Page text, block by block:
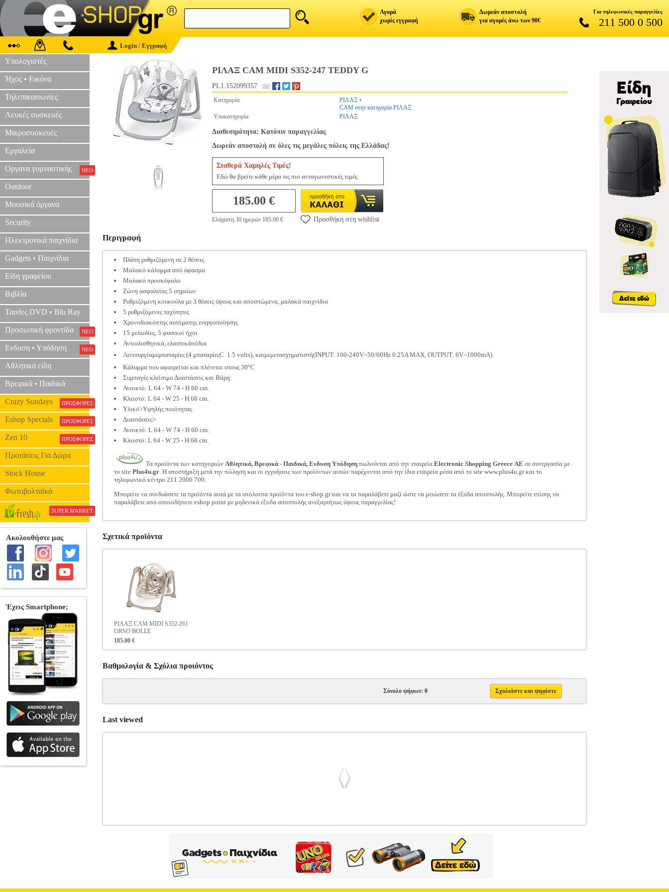
Αγορά
χωρίς εγγραφή
Δωρεάν αποστολή
για αγορές άνω των 90€
Για τηλεφωνικές παραγγελίες
211 500 0 500
Login / Εγγραφή
Υπολογιστές
Ήχος • Εικόνα
Τηλεπικοινωνίες
Λευκές συσκευές
Μικροσυσκευές
Εργαλεία
Οργανα γυμναστικής ΝΕΟ
Outdoor
Μουσικά όργανα
Security
Ηλεκτρονικά παιχνίδια
Gadgets • Παιχνίδια
Είδη γραφείου
Βιβλία
Ταινίες DVD • Blu Ray
Προσωπική φροντίδα ΝΕΟ
Ενδυση • Υπόδηση ΝΕΟ
Αθλητικά είδη
Βρεφικά • Παιδικά
Crazy Sundays ΠΡΟΣΦΟΡΕΣ
Eshop Specials ΠΡΟΣΦΟΡΕΣ
Zen 10 ΠΡΟΣΦΟΡΕΣ
Προτάσεις Για Δώρα
Stock House
Φωτοβολταϊκά
SUPER MARKET
ΡΙΛΑΞ CAM MIDI S352-247 TEDDY G
PL1.152099357
Κατηγορία ΡΙΛΑΞ •
CAM στην κατηγορία ΡΙΛΑΞ
Υποκατηγορία
ΡΙΛΑΞ
Διαθεσιμότητα: Κατόπιν παραγγελίας
Δωρεάν αποστολή σε όλες τις μεγάλες πόλεις της Ελλάδας!
Σταθερά Χαμηλές Τιμές!
Εδώ θα βρείτε κάθε μέρα τις πιο ανταγωνιστικές τιμές
185.00 €
Ελάχιστη 30 ημερών 185.00 € Προσθήκη στη wishlist
Περιγραφή
Πλάτη ρυθμιζόμενη σε 2 θέσεις
Μαλακό κάλυμμα από ύφασμα
Μαλακό προσκέφαλο
Ζώνη ασφαλείας 5 σημείων
Ρυθμιζόμενη κουκούλα με 3 θέσεις ύψους και αποσπώμενα, μαλακά παιχνίδια
5 ρυθμιζόμενες ταχύτητες
Χρονοδιακόπτης αυτόματης ενεργοποίησης
15 μελωδίες, 5 φυσικοί ήχοι
Αντιολισθητικά, ελαστικάπόδια
Λειτουργίαμεμπαταρίες (4 μπαταρίεςC  1.5 volts), καιμεμετασχηματιστή(INPUT: 100-240V~50/60Hz 0.25A MAX, OUTPUT: 6V~1000mA)
Κάλυμμα που αφαιρείται και πλένεται στους 30°C
Συμπαγές κλείσιμο Διαστάσεις και Βάρη:
Ανοικτό: L 64 - W 74 - H 60 cm.
Κλειστό: L 64 - W 25 - H 68 cm.
Υλικό>Υψηλής ποιότητας
Διαστάσεις>
Ανοικτό: L 64 - W 74 - H 60 cm.
Κλειστό: L 64 - W 25 - H 68 cm.
Τα προϊόντα των κατηγοριών Αθλητικά, Βρεφικά - Παιδικά, Ενδυση Υπόδηση πωλούνται από την εταιρεία Electronic Shopping Greece ΑΕ σε συνεργασία με
το site Plus4u.gr. Η υποστήριξη μετά την πώληση και οι εγγυήσεις των προϊόντων αυτών παρέχονται από την ίδια εταιρεία μέσα από το site www.plus4u.gr και το
τηλεφωνικό κέντρο 211 2000 700.
Μπορείτε να συνδυάσετε τα προϊόντα αυτά με τα υπόλοιπα προϊόντα του e-shop.gr και να τα παραλάβετε μαζί ώστε να μειώσετε τα έξοδα αποστολής. Μπορείτε επίσης να
παραλάβετε από οποιοδήποτε eshop point με μηδενικά έξοδα αποστολής ανεξαρτήτως ύψους παραγγελίας!
Σχετικά προϊόντα
ΡΙΛΑΞ CAM MIDI S352-261
ORSO BOLLE
185.00 €
Βαθμολογία & Σχόλια προιόντος
Σύνολο ψήφων: 0 Σχολιάστε και ψηφίστε
Last viewed
ρυθμιζόμενη σε 2 θέσεις • Μαλακό κάλυμμα από ύφασμα • Μαλακό προσκέφαλο • Ζώνη ασφαλείας 5 σημείων • Ρυθμιζόμενη κουκούλα με 3 θέσεις ύψους
και αποσπώμενα, μαλακά παιχνίδια • 5 ρυθμιζόμενες ταχύτητες • Χρονοδιακόπτης αυτόματης ενεργοποίησης • 15 μελωδίες, 5 φυσικοί ήχοι • Αντιολισθητικά,
ελαστικάπόδια • Λειτουργίαμεμπαταρίες (4 μπαταρίεςC  1.5 volts), καιμεμετασχηματιστή(INPUT: 100-240V~50/60Hz 0.25A MAX, OUTPUT: 6V~1000mA) •
Κάλυμμα που αφαιρείται και πλένεται στους 30°C • Συμπαγές κλείσιμο Διαστάσεις και Βάρη: • Ανοικτό: L 64 - W 74 - H 60 cm. • Κλειστό: L 64 - W 25 - H 68
cm. • Υλικό>Υψηλής ποιότητας• Διαστάσεις>• Ανοικτό: L 64 - W 74 - H 60 cm. • Κλειστό: L 64 - W 25 - H 68 cm. Τα προϊόντα των κατηγοριών Αθλητικά,
Βρεφικά - Παιδικά, Ενδυση Υπόδηση πωλούνται από την εταιρεία Electronic Shopping Greece ΑΕ σε συνεργασία με το site Plus4u.gr. Η υποστήριξη μετά την